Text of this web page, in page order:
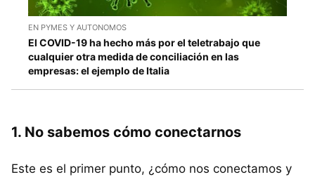
EN PYMES Y AUTONOMOS
El COVID-19 ha hecho más por el teletrabajo que
cualquier otra medida de conciliación en las
empresas: el ejemplo de Italia
1. No sabemos cómo conectarnos
Este es el primer punto, ¿cómo nos conectamos y